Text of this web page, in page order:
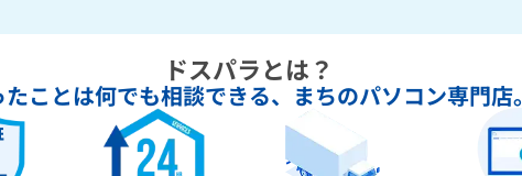
ドスパラとは？
ことは何でも相談できる、 まちのパソコン専門店。